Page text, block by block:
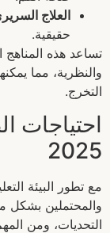
العلاج
حقيقية.
تساعد هذه المناهج
والنظرية، مما
التخرج.
احتياجات
2025
مع تطور البيئة
التحديات، ومن